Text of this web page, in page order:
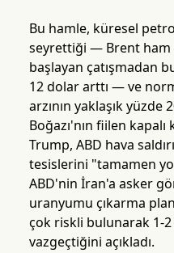
Bu hamle, küresel
seyrettiği — Brent ham
başlayan çatışmadan
12 dolar arttı — ve
arzının yaklaşık yüzde
Boğazı'nın fiilen
Trump, ABD hava
tesislerini "tamamen
ABD'nin İran'a asker
uranyumu çıkarma
çok riskli bulunarak 1-
vazgeçtiğini açıkladı.